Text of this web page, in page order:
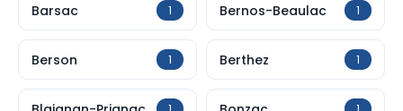
Barsac 1 Bernos-Beaulac 1
Berson 1 Berthez 1